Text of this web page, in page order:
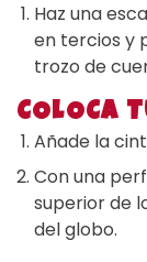
Haz una
en tercios y
trozo de
COLOCA
Añade la
Con una
superior de
del globo.